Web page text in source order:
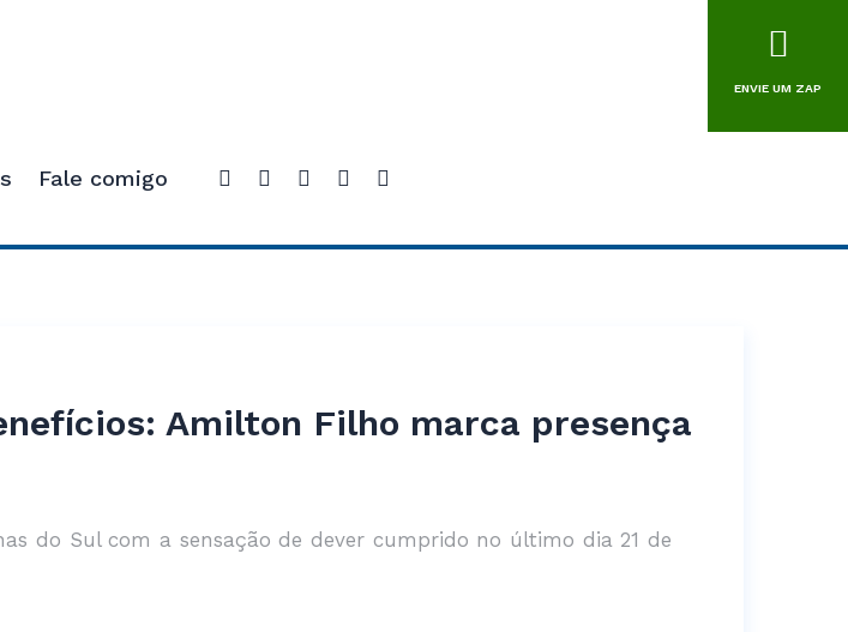
Fale comigo
ENVIE UM ZAP
Amilton Filho marca presença
do Sul com a sensação de dever cumprido no último dia 21 de